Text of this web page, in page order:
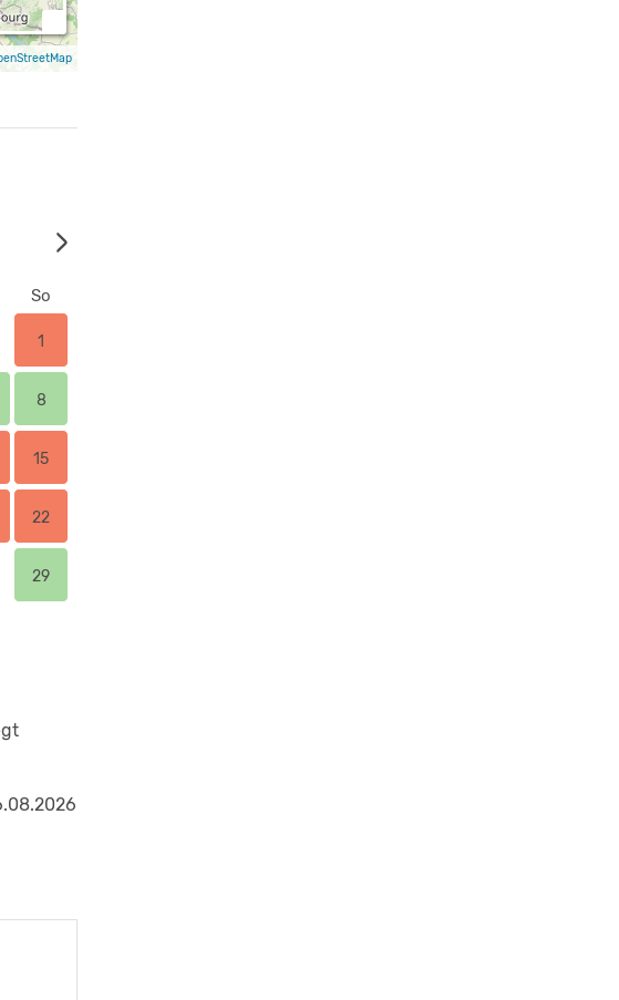
So
1
8
15
22
29